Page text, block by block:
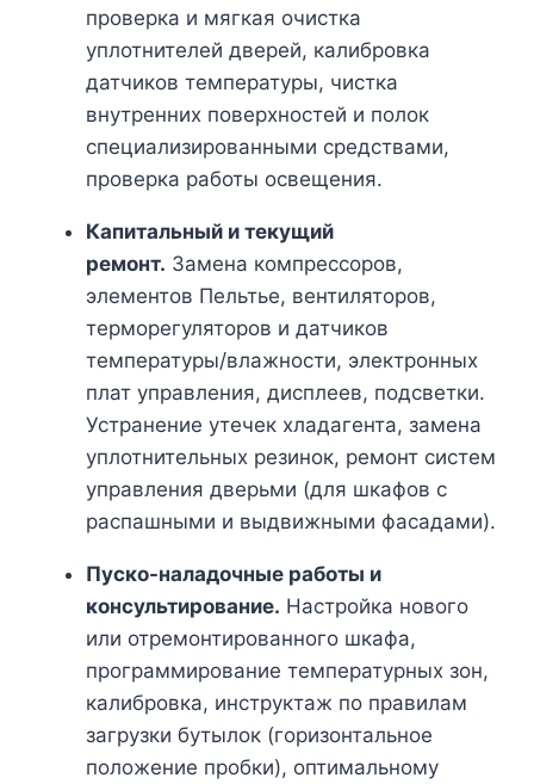
проверка и мягкая очистка
уплотнителей дверей, калибровка
датчиков температуры, чистка
внутренних поверхностей и полок
специализированными средствами,
проверка работы освещения.
Капитальный и текущий
ремонт. Замена компрессоров,
элементов Пельтье, вентиляторов,
терморегуляторов и датчиков
температуры/влажности, электронных
плат управления, дисплеев, подсветки.
Устранение утечек хладагента, замена
уплотнительных резинок, ремонт систем
управления дверьми (для шкафов с
распашными и выдвижными фасадами).
Пуско-наладочные работы и
консультирование. Настройка нового
или отремонтированного шкафа,
программирование температурных зон,
калибровка, инструктаж по правилам
загрузки бутылок (горизонтальное
положение пробки), оптимальному